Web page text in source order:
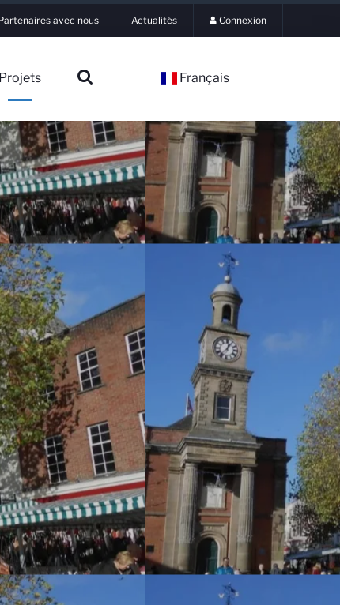
avec nous Actualités Connexion
Projets Français
▼